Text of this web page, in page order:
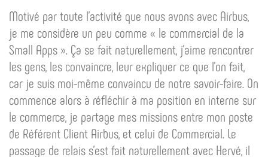
Motivé par toute l’activité que nous avons avec Airbus,
je me considère un peu comme « le commercial de la
Small Apps ». Ça se fait naturellement, j’aime rencontrer
les gens, les convaincre, leur expliquer ce que l’on fait,
car je suis moi-même convaincu de notre savoir-faire. On
commence alors à réfléchir à ma position en interne sur
le commerce, je partage mes missions entre mon poste
de Référent Client Airbus, et celui de Commercial. Le
passage de relais s’est fait naturellement avec Hervé, il